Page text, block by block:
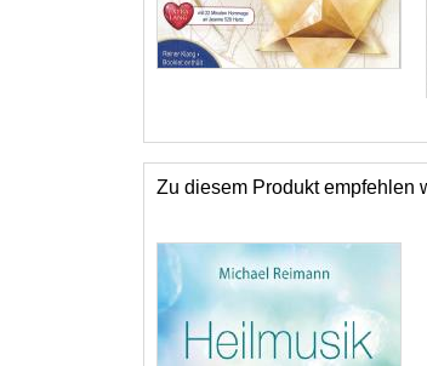
Zu diesem Produkt empfehlen